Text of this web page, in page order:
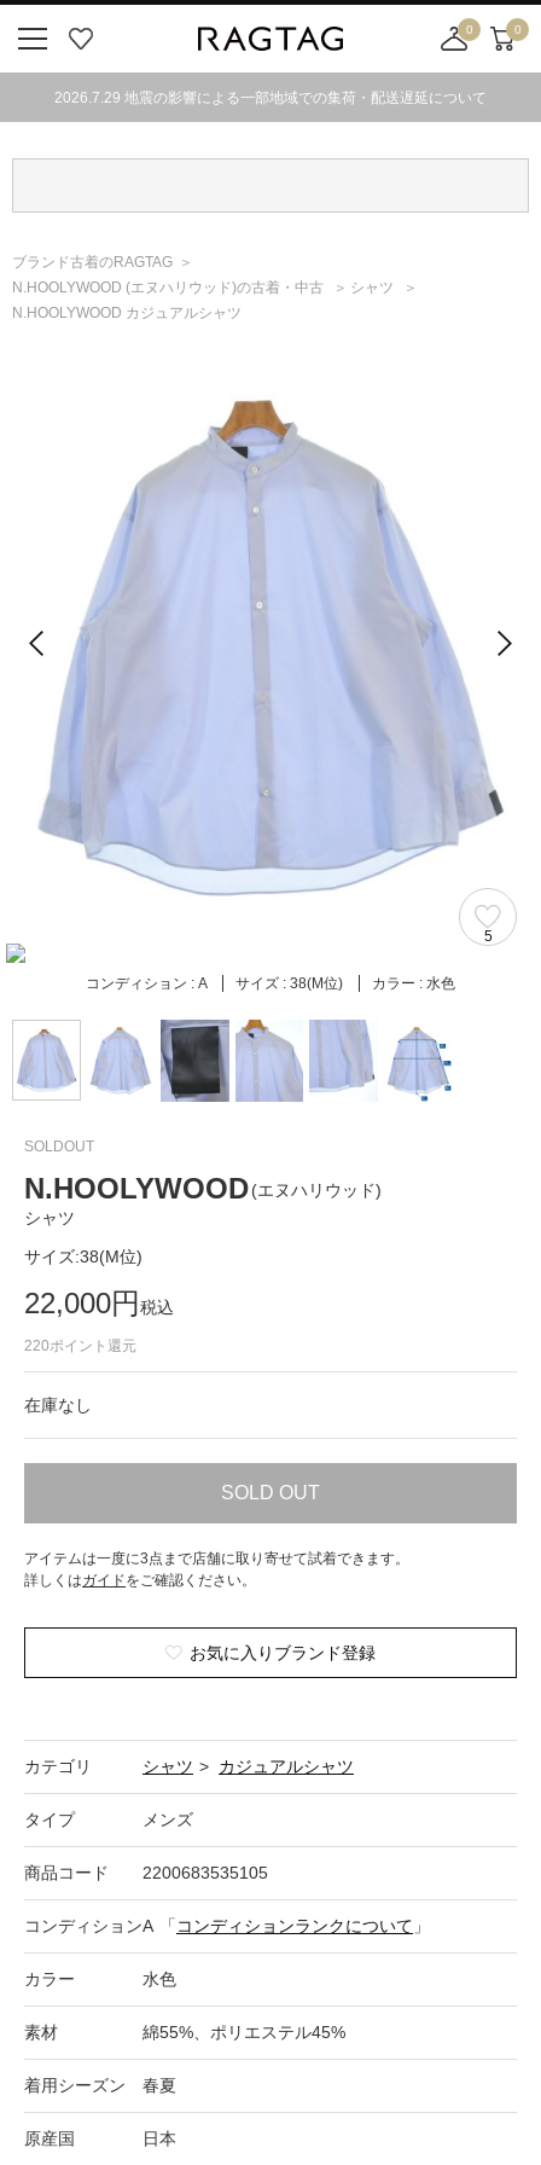
気
0
舗
カ
0
2026.7.29 地震の影響による一部地域での集荷・配送遅延について
ブランド古着のRAGTAG
N.HOOLYWOOD (エヌハリウッド)の古着・中古
シャツ
N.HOOLYWOOD カジュアルシャツ
5
コンディション : A サイズ : 38(M位) カラー : 水色
SOLDOUT
N.HOOLYWOOD(エヌハリウッド)
シャツ
サイズ:38(M位)
22,000円税込
220ポイント還元
在庫なし
SOLD OUT
アイテムは一度に3点まで店舗に取り寄せて試着できます。
詳しくはガイドをご確認ください。
お気に入りブランド登録
カテゴリ シャツ > カジュアルシャツ
タイプ メンズ
商品コード 2200683535105
コンディションA 「 コンディションランクについて 」
カラー 水色
素材 綿55%、ポリエステル45%
着用シーズン 春夏
原産国 日本